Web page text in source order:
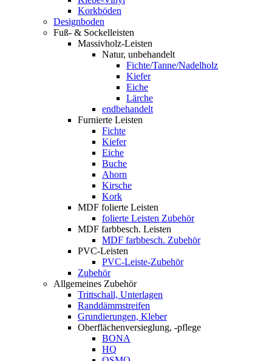
Korkböden
Designboden
Fuß- & Sockelleisten
Massivholz-Leisten
Natur, unbehandelt
Fichte/Tanne/Nadelholz
Kiefer
Eiche
Lärche
endbehandelt
Furnierte Leisten
Fichte
Kiefer
Eiche
Buche
Ahorn
Kirsche
Kork
MDF folierte Leisten
folierte Leisten Zubehör
MDF farbbesch. Leisten
MDF farbbesch. Zubehör
PVC-Leisten
PVC-Leiste-Zubehör
Zubehör
Allgemeines Zubehör
Trittschall, Unterlagen
Randdämmstreifen
Grundierungen, Kleber
Oberflächenversieglung, -pflege
BONA
HQ